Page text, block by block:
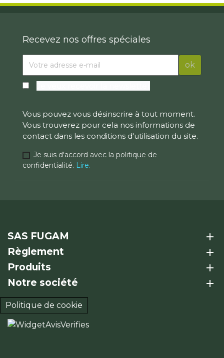
Recevez nos offres spéciales
Vous pouvez vous désinscrire à tout moment.
Vous trouverez pour cela nos informations de
contact dans les conditions d'utilisation du site.
Je suis d'accord avec la politique de
confidentialité. Lire.
SAS FUGAM
add
Règlement
add
Produits
add
Notre société
add
Politique de cookie